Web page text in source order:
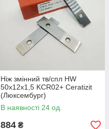
Ніж змінний тв/спл HW
50х12х1,5 KCR02+ Ceratizit
(Люксембург)
В наявності 24 од.
884 ₴